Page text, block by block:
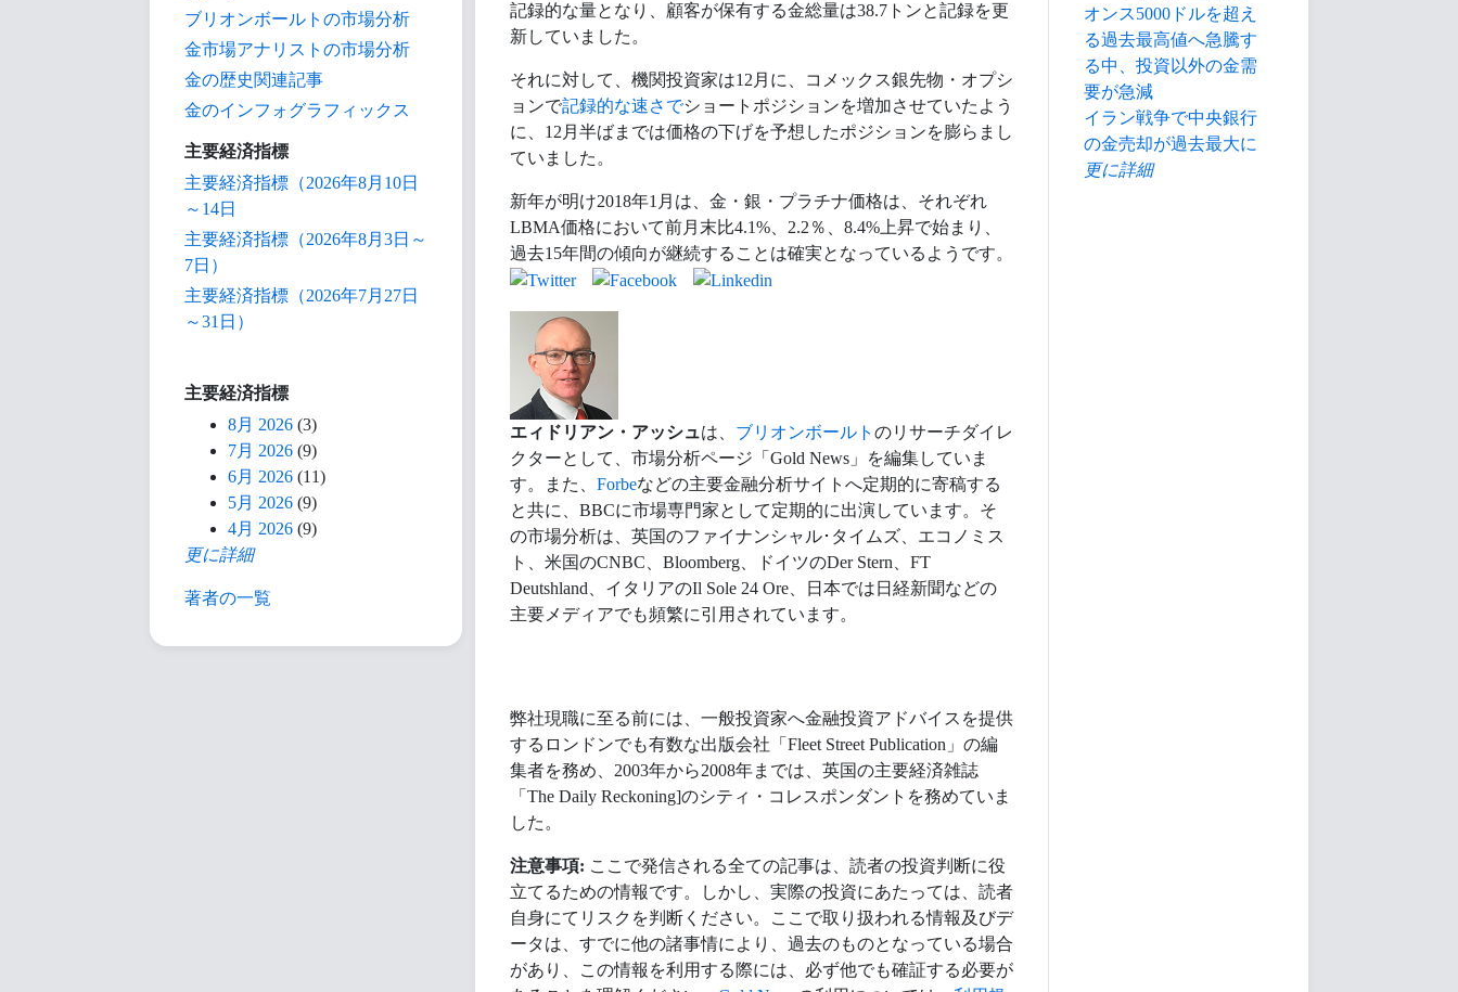
ブリオンボールトの市場分析
金市場アナリストの市場分析
金の歴史関連記事
金のインフォグラフィックス
主要経済指標
主要経済指標（2026年8月10日
～14日
主要経済指標（2026年8月3日～
7日）
主要経済指標（2026年7月27日
～31日）
主要経済指標
8月 2026 (3)
7月 2026 (9)
6月 2026 (11)
5月 2026 (9)
4月 2026 (9)
更に詳細
著者の一覧
記録的な量となり、顧客が保有する金総量は38.7トンと記録を更
新していました。
それに対して、機関投資家は12月に、コメックス銀先物・オプシ
ョンで記録的な速さでショートポジションを増加させていたよう
に、12月半ばまでは価格の下げを予想したポジションを膨らまし
ていました。
新年が明け2018年1月は、金・銀・プラチナ価格は、それぞれ
LBMA価格において前月末比4.1%、2.2％、8.4%上昇で始まり、
過去15年間の傾向が継続することは確実となっているようです。
エィドリアン・アッシュは、 ブリオンボールト のリサーチダイレ
クターとして、市場分析ページ「Gold News」を編集していま
す。また、 Forbeなどの主要金融分析サイトへ定期的に寄稿する
と共に、BBCに市場専門家として定期的に出演しています。そ
の市場分析は、英国のファイナンシャル･タイムズ、エコノミス
ト、米国のCNBC、Bloomberg、ドイツのDer Stern、FT
Deutshland、イタリアのIl Sole 24 Ore、日本では日経新聞などの
主要メディアでも頻繁に引用されています。
弊社現職に至る前には、一般投資家へ金融投資アドバイスを提供
するロンドンでも有数な出版会社「Fleet Street Publication」の編
集者を務め、2003年から2008年までは、英国の主要経済雑誌
「The Daily Reckoning]のシティ・コレスポンダントを務めていま
した。
注意事項: ここで発信される全ての記事は、読者の投資判断に役
立てるための情報です。しかし、実際の投資にあたっては、読者
自身にてリスクを判断ください。ここで取り扱われる情報及びデ
ータは、すでに他の諸事情により、過去のものとなっている場合
があり、この情報を利用する際には、必ず他でも確証する必要が
オンス5000ドルを超え
る過去最高値へ急騰す
る中、投資以外の金需
要が急減
イラン戦争で中央銀行
の金売却が過去最大に
更に詳細